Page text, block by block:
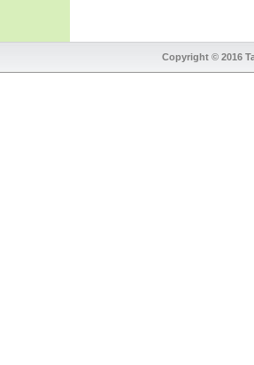
Copyright © 2016